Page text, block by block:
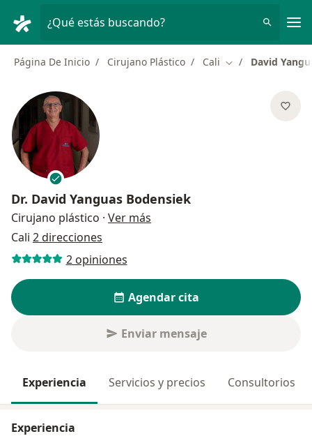
¿Qué estás buscando?
Página De Inicio Cirujano Plástico Cali Cambiar de
David
Dr. David Yanguas Bodensiek
Cirujano plástico · Ver más
Cali 2 direcciones
2 opiniones
Agendar cita
Enviar mensaje
Experiencia Servicios y precios Consultorios
Experiencia